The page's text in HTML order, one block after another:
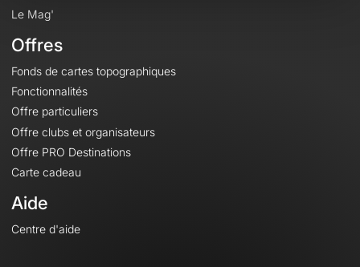
Le Mag'
Offres
Fonds de cartes topographiques
Fonctionnalités
Offre particuliers
Offre clubs et organisateurs
Offre PRO Destinations
Carte cadeau
Aide
Centre d'aide